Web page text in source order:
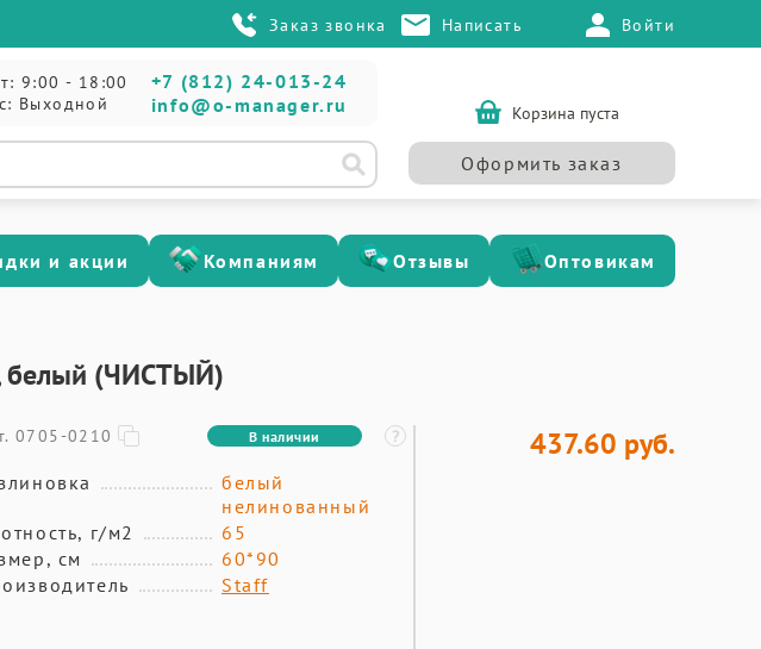
Заказ звонка Написать Войти
9:00 - 18:00
Выходной
+7 (812) 24-013-24
info@o-manager.ru
Корзина пуста
Оформить заказ
и акции Компаниям Отзывы Оптовикам
белый (ЧИСТЫЙ)
0705-0210 В наличии
белый
нелинованный
г/м2
65
см
60*90
Staff
437.60 руб.